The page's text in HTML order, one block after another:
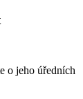
o jeho úředních